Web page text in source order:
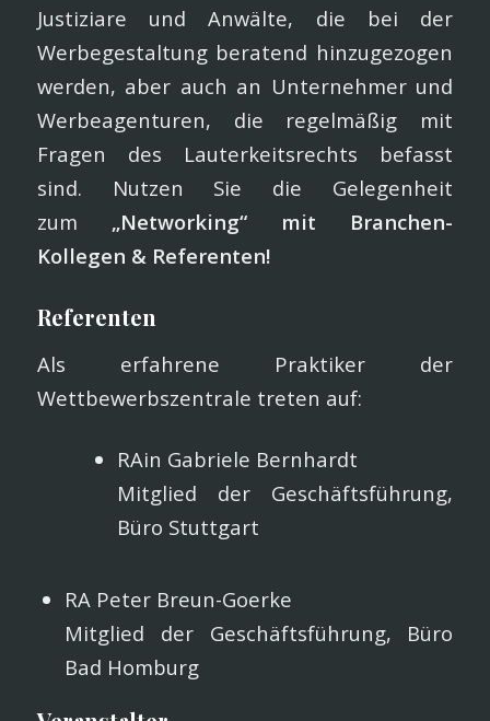
Justiziare und Anwälte, die bei der
Werbegestaltung beratend hinzugezogen
werden, aber auch an Unternehmer und
Werbeagenturen, die regelmäßig mit
Fragen des Lauterkeitsrechts befasst
sind. Nutzen Sie die Gelegenheit
zum „Networking“ mit Branchen-
Kollegen & Referenten!
Referenten
Als erfahrene Praktiker der
Wettbewerbszentrale treten auf:
RAin Gabriele Bernhardt
Mitglied der Geschäftsführung,
Büro Stuttgart
RA Peter Breun-Goerke
Mitglied der Geschäftsführung, Büro
Bad Homburg